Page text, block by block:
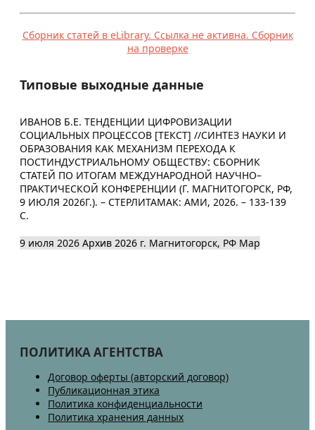
Сборник статей в eLibrary. Ссылка не активна. Сборник
на проверке
Типовые выходные данные
ИВАНОВ Б.Е. ТЕНДЕНЦИИ ЦИФРОВИЗАЦИИ
СОЦИАЛЬНЫХ ПРОЦЕССОВ [ТЕКСТ] //СИНТЕЗ НАУКИ И
ОБРАЗОВАНИЯ КАК МЕХАНИЗМ ПЕРЕХОДА К
ПОСТИНДУСТРИАЛЬНОМУ ОБЩЕСТВУ: СБОРНИК
СТАТЕЙ ПО ИТОГАМ МЕЖДУНАРОДНОЙ НАУЧНО–
ПРАКТИЧЕСКОЙ КОНФЕРЕНЦИИ (Г. МАГНИТОГОРСК, РФ,
9 ИЮЛЯ 2026Г.). – СТЕРЛИТАМАК: АМИ, 2026. – 133-139
С.
9 июля 2026 Архив 2026 г. Магнитогорск, РФ Map
ПОЛИТИКА АГЕНТСТВА
Договор оферты (авторский договор)
Публикационная этика
Политика конфиденциальности
Политика хранения данных